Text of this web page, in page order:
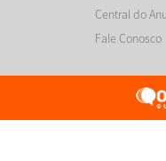
Central do
Fale Conosco